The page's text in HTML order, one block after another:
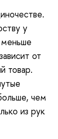
у
от
товар.
чем
из рук